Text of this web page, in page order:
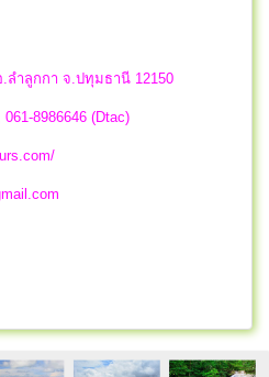
ลำลูกกา จ.ปทุมธานี 12150
8986646 (Dtac)